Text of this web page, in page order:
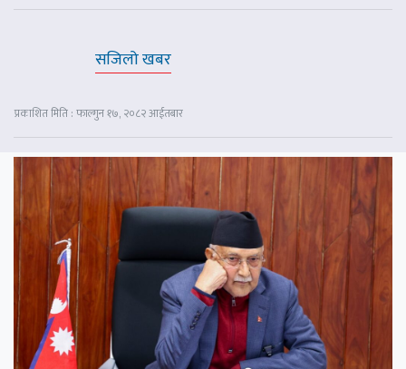
सजिलो खबर
प्रकाशित मिति : फाल्गुन १७, २०८२ आईतबार